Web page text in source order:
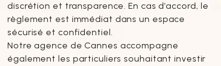
discrétion et transparence. En cas d’accord, le
règlement est immédiat dans un espace
sécurisé et confidentiel.
Notre agence de Cannes accompagne
également les particuliers souhaitant investir